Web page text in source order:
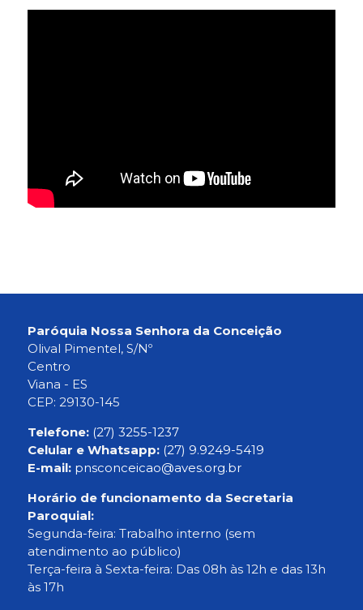
Paróquia Nossa Senhora da Conceição
Olival Pimentel, S/Nº
Centro
Viana - ES
CEP: 29130-145
Telefone: (27) 3255-1237
Celular e Whatsapp: (27) 9.9249-5419
E-mail: pnsconceicao@aves.org.br
Horário de funcionamento da Secretaria
Paroquial:
Segunda-feira: Trabalho interno (sem
atendimento ao público)
Terça-feira à Sexta-feira: Das 08h às 12h e das 13h
às 17h